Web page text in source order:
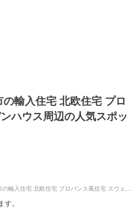
輸入住宅 北欧住宅 プロ
ハウス周辺の人気スポッ
。